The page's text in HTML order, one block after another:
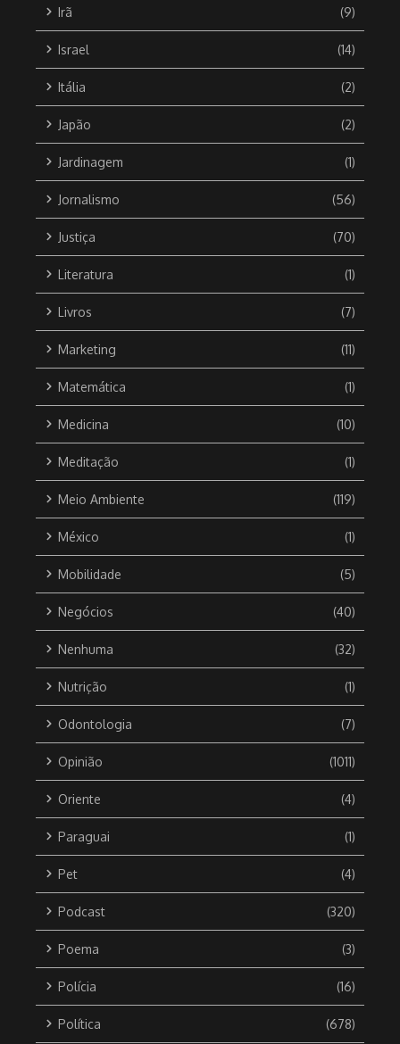
Irã (9)
Israel (14)
Itália (2)
Japão (2)
Jardinagem (1)
Jornalismo (56)
Justiça (70)
Literatura (1)
Livros (7)
Marketing (11)
Matemática (1)
Medicina (10)
Meditação (1)
Meio Ambiente (119)
México (1)
Mobilidade (5)
Negócios (40)
Nenhuma (32)
Nutrição (1)
Odontologia (7)
Opinião (1011)
Oriente (4)
Paraguai (1)
Pet (4)
Podcast (320)
Poema (3)
Polícia (16)
Política (678)